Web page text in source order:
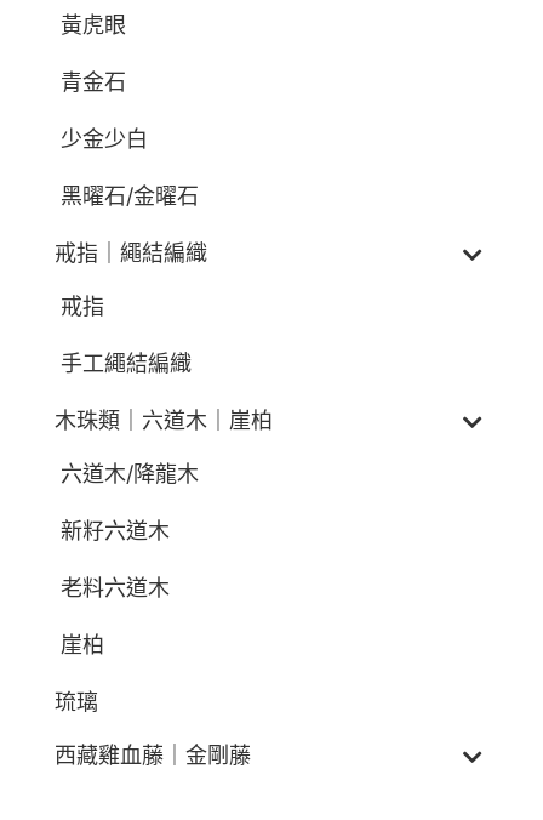
黃虎眼
青金石
少金少白
黑曜石/金曜石
戒指｜繩結編織
戒指
手工繩結編織
木珠類｜六道木｜崖柏
六道木/降龍木
新籽六道木
老料六道木
崖柏
琉璃
西藏雞血藤｜金剛藤